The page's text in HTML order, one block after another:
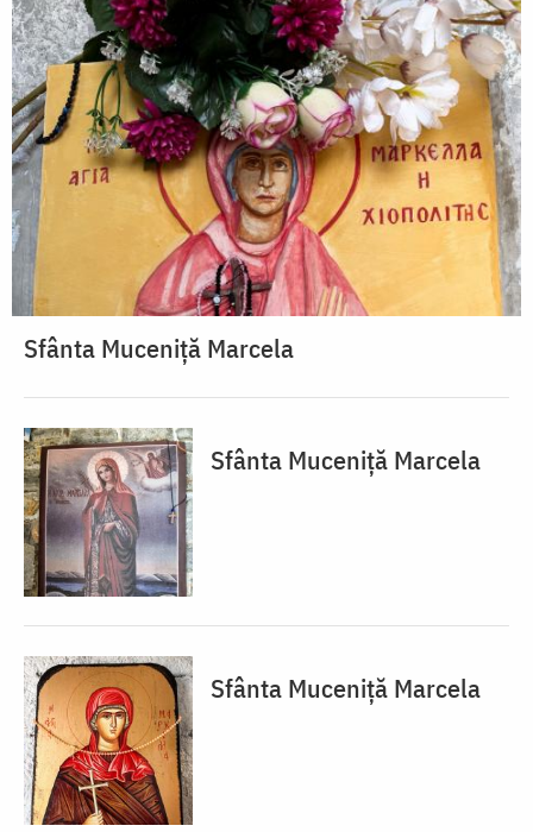
Sfânta Muceniță Marcela
Sfânta Muceniță Marcela
Sfânta Muceniță Marcela